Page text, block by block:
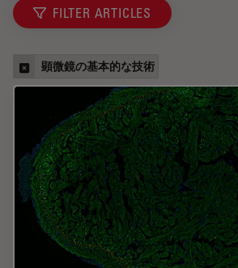
FILTER ARTICLES
顕微鏡の基本的な技術